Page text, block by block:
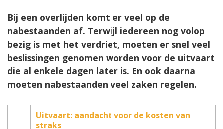
Bij een overlijden komt er veel op de
nabestaanden af. Terwijl iedereen nog volop
bezig is met het verdriet, moeten er snel veel
beslissingen genomen worden voor de uitvaart
die al enkele dagen later is. En ook daarna
moeten nabestaanden veel zaken regelen.
Uitvaart: aandacht voor de kosten van
straks